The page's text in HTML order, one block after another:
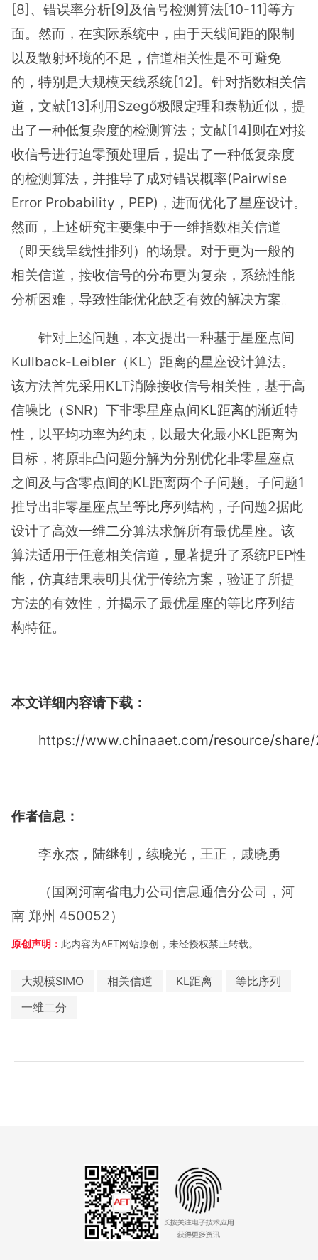
[8]、错误率分析[9]及信号检测算法[10-11]等方
面。然而，在实际系统中，由于天线间距的限制
以及散射环境的不足，信道相关性是不可避免
的，特别是大规模天线系统[12]。针对指数相关信
道 ，文献[13]利用Szegő极限定理和泰勒近似，提
出了一种低复杂度的检测算法；文献[14]则在对接
收信号进行迫零预处理后，提出了一种低复杂度
的检测算法，并推导了成对错误概率(Pairwise
Error Probability，PEP)，进而优化了星座设计。
然而，上述研究主要集中于一维指数相关信道
（即天线呈线性排列）的场景。对于更为一般的
相关信道，接收信号的分布更为复杂，系统性能
分析困难，导致性能优化缺乏有效的解决方案。
针对上述问题，本文提出一种基于星座点间
Kullback-Leibler（KL）距离的星座设计算法。
该方法首先采用KLT消除接收信号相关性，基于高
信噪比（SNR）下非零星座点间KL距离的渐近特
性，以平均功率为约束，以最大化最小KL距离为
目标，将原非凸问题分解为分别优化非零星座点
之间及与含零点间的KL距离两个子问题。子问题1
推导出非零星座点呈等比序列结构，子问题2据此
设计了高效一维二分算法求解所有最优星座。该
算法适用于任意相关信道，显著提升了系统PEP性
能，仿真结果表明其优于传统方案，验证了所提
方法的有效性，并揭示了最优星座的等比序列结
构特征。
本文详细内容请下载：
https://www.chinaaet.com/resource/
作者信息：
李永杰，陆继钊，续晓光，王正，戚晓勇
（国网河南省电力公司信息通信分公司，河
南 郑州 450052）
原创声明： 此内容为AET网站原创，未经授权禁止转载。
大规模SIMO 相关信道 KL距离
等比序列
一维二分